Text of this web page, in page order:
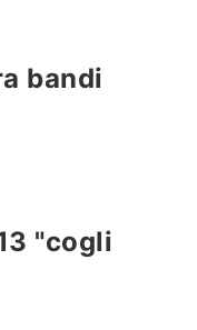
bandi
"cogli